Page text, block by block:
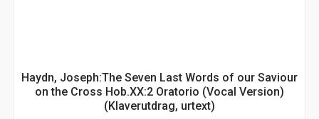
Haydn, Joseph:The Seven Last Words of our Saviour
on the Cross Hob.XX:2 Oratorio (Vocal Version)
(Klaverutdrag, urtext)